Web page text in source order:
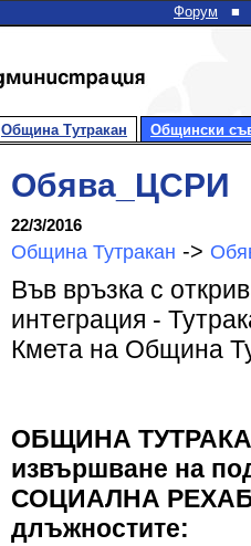
Форум ■
Община Тутракан Общински
Обява_ЦСРИ
22/3/2016
Община Тутракан ->
Във връзка с
интеграция -
Кмета на Община
ОБЩИНА
извършване на
СОЦИАЛНА
длъжностите: